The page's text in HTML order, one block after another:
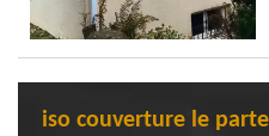
iso couverture le